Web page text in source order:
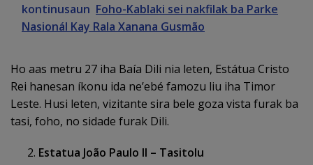
kontinusaun Foho-Kablaki sei nakfilak ba Parke
Nasionál Kay Rala Xanana Gusmão
Ho aas metru 27 iha Baía Dili nia leten, Estátua Cristo
Rei hanesan íkonu ida ne’ebé famozu liu iha Timor
Leste. Husi leten, vizitante sira bele goza vista furak ba
tasi, foho, no sidade furak Dili.
Estatua João Paulo II – Tasitolu